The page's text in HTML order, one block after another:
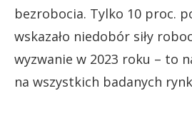
bezrobocia. Tylko 10 proc.
wskazało niedobór siły
wyzwanie w 2023 roku – to
na wszystkich badanych